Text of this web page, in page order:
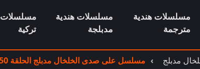
مسلسلات هندية
مترجمة
مسلسلات هندية
مدبلجة
مسلسلات
تركية
مدبلج مسلسل على صدى الخلخال مدبلج الحلقة 50